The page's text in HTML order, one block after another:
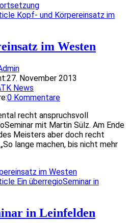
im Westen
27. November 2013
News
0 Kommentare
recht anspruchsvoll
mit Martin Sülz. Am Ende
Meisters aber doch recht
lange machen, bis nicht mehr
im Westen
in Leinfelden